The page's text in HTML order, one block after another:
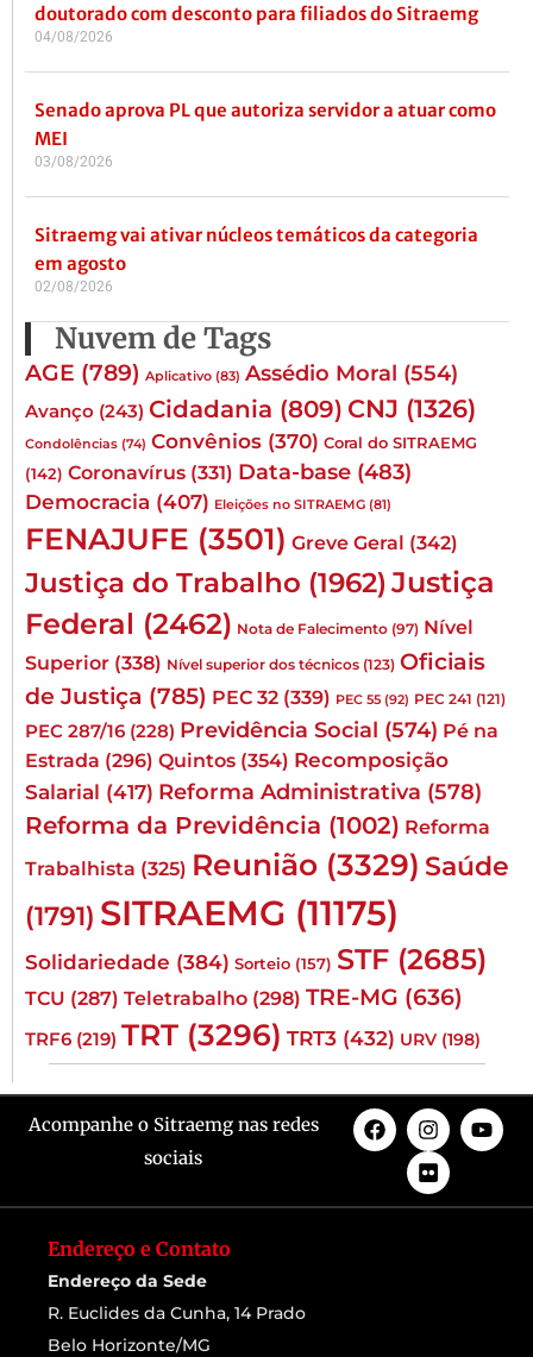
doutorado com desconto para filiados do Sitraemg
04/08/2026
Senado aprova PL que autoriza servidor a atuar como
MEI
03/08/2026
Sitraemg vai ativar núcleos temáticos da categoria
em agosto
02/08/2026
Nuvem de Tags
AGE (789) Aplicativo (83) Assédio Moral (554)
Avanço (243) Cidadania (809) CNJ (1326)
Condolências (74) Convênios (370) Coral do SITRAEMG
(142) Coronavírus (331) Data-base (483)
Democracia (407) Eleições no SITRAEMG (81)
FENAJUFE (3501) Greve Geral (342)
Justiça do Trabalho (1962) Justiça
Federal (2462) Nota de Falecimento (97) Nível
Superior (338) Nível superior dos técnicos (123) Oficiais
de Justiça (785) PEC 32 (339) PEC 55 (92) PEC 241 (121)
PEC 287/16 (228) Previdência Social (574) Pé na
Estrada (296) Quintos (354) Recomposição
Salarial (417) Reforma Administrativa (578)
Reforma da Previdência (1002) Reforma
Trabalhista (325) Reunião (3329) Saúde
(1791) SITRAEMG (11175)
Solidariedade (384) Sorteio (157) STF (2685)
TCU (287) Teletrabalho (298) TRE-MG (636)
TRF6 (219) TRT (3296) TRT3 (432) URV (198)
Acompanhe o Sitraemg nas redes
sociais
Endereço e Contato
Endereço da Sede
R. Euclides da Cunha, 14 Prado
Belo Horizonte/MG